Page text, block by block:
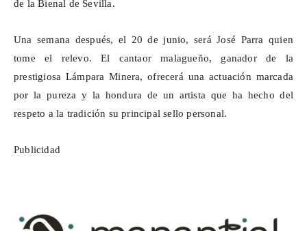
de la Bienal de Sevilla.
Una semana después, el 20 de junio, será José Parra quien
tome el relevo. El cantaor malagueño, ganador de la
prestigiosa Lámpara Minera, ofrecerá una actuación marcada
por la pureza y la hondura de un artista que ha hecho del
respeto a la tradición su principal sello personal.
Publicidad